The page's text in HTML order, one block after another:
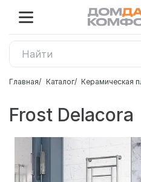
Главная Каталог Керамическая
Frost Delacora